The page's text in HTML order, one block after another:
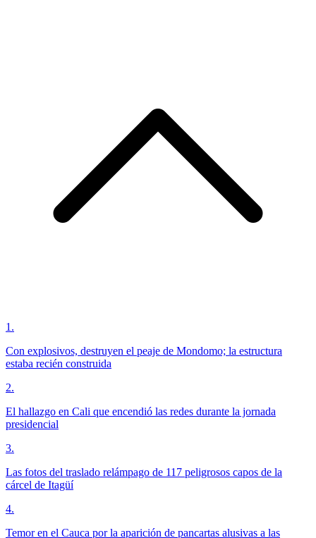
1 .
Con explosivos, destruyen el peaje de Mondomo; la estructura
estaba recién construida
2.
El hallazgo en Cali que encendió las redes durante la jornada
presidencial
3.
Las fotos del traslado relámpago de 117 peligrosos capos de la
cárcel de Itagüí
4.
Temor en el Cauca por la aparición de pancartas alusivas a las